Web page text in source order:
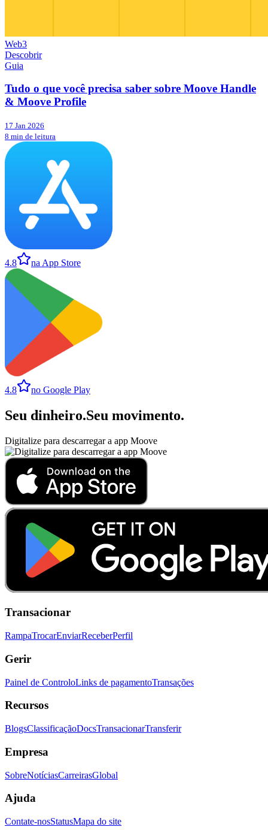
Web3
Descobrir
Guia
Tudo o que você precisa saber sobre Moove Handle
& Moove Profile
17 Jan 2026
8 min de leitura
4.8 na App Store
4.8 no Google Play
Seu dinheiro.Seu movimento.
Digitalize para descarregar a app Moove
Transacionar
RampaTrocarEnviarReceberPerfil
Gerir
Painel de ControloLinks de pagamentoTransações
Recursos
BlogsClassificaçãoDocsTransacionarTransferir
Empresa
SobreNotíciasCarreirasGlobal
Ajuda
Contate-nosStatusMapa do site